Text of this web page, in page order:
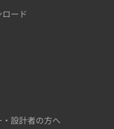
ード
設計者の方へ